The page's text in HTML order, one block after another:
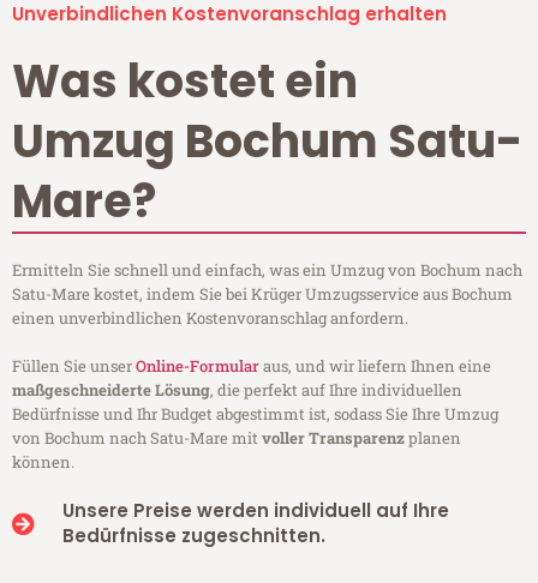
Unverbindlichen Kostenvoranschlag erhalten
Was kostet ein
Umzug Bochum Satu-
Mare?
Ermitteln Sie schnell und einfach, was ein Umzug von Bochum nach
Satu-Mare kostet, indem Sie bei Krüger Umzugsservice aus Bochum
einen unverbindlichen Kostenvoranschlag anfordern.
Füllen Sie unserOnline-Formularaus, und wir liefern Ihnen eine
maßgeschneiderte Lösung, die perfekt auf Ihre individuellen
Bedürfnisse und Ihr Budget abgestimmt ist, sodass Sie Ihre Umzug
von Bochum nach Satu-Mare mitvoller Transparenzplanen
können.
Unsere Preise werden individuell auf Ihre
Bedürfnisse zugeschnitten.